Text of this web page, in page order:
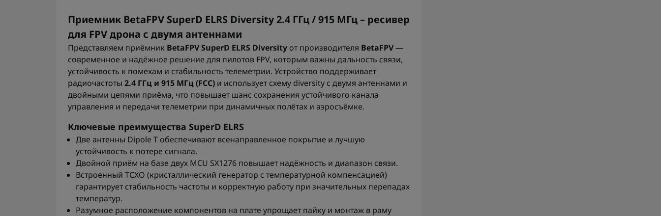
Приемник BetaFPV SuperD ELRS Diversity 2.4 ГГц / 915 МГц – ресивер
для FPV дрона с двумя антеннами
Представляем приёмник BetaFPV SuperD ELRS Diversityот производителя BetaFPV—
современное и надёжное решение для пилотов FPV, которым важны дальность связи,
устойчивость к помехам и стабильность телеметрии. Устройство поддерживает
радиочастоты 2.4 ГГц и 915 МГц (FCC) и использует схему diversity с двумя антеннами и
двойными цепями приёма, что повышает шанс сохранения устойчивого канала
управления и передачи телеметрии при динамичных полётах и аэросъёмке.
Ключевые преимущества SuperD ELRS
Две антенны Dipole T обеспечивают всенаправленное покрытие и лучшую
устойчивость к потере сигнала.
Двойной приём на базе двух MCU SX1276 повышает надёжность и диапазон связи.
Встроенный TCXO (кристаллический генератор с температурной компенсацией)
гарантирует стабильность частоты и корректную работу при значительных перепадах
температур.
Разумное расположение компонентов на плате упрощает пайку и монтаж в раму